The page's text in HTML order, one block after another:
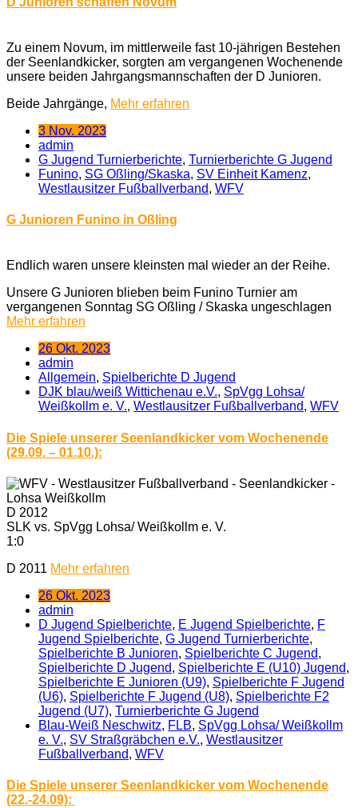
Zu einem Novum, im mittlerweile fast 10-jährigen Bestehen
der Seenlandkicker, sorgten am vergangenen Wochenende
unsere beiden Jahrgangsmannschaften der D Junioren.
Beide Jahrgänge, Mehr erfahren
3 Nov. 2023
admin
G Jugend Turnierberichte, Turnierberichte G Jugend
Funino, SG Oßling/Skaska, SV Einheit Kamenz,
Westlausitzer Fußballverband, WFV
G Junioren Funino in Oßling
Endlich waren unsere kleinsten mal wieder an der Reihe.
Unsere G Junioren blieben beim Funino Turnier am
vergangenen Sonntag SG Oßling / Skaska ungeschlagen
Mehr erfahren
26 Okt. 2023
admin
Allgemein, Spielberichte D Jugend
DJK blau/weiß Wittichenau e.V., SpVgg Lohsa/
Weißkollm e. V., Westlausitzer Fußballverband, WFV
Die Spiele unserer Seenlandkicker vom Wochenende
(29.09. – 01.10.):
D 2012
SLK vs. SpVgg Lohsa/ Weißkollm e. V.
1:0
D 2011 Mehr erfahren
26 Okt. 2023
admin
D Jugend Spielberichte, E Jugend Spielberichte, F
Jugend Spielberichte, G Jugend Turnierberichte,
Spielberichte B Junioren, Spielberichte C Jugend,
Spielberichte D Jugend, Spielberichte E (U10) Jugend,
Spielberichte E Junioren (U9), Spielberichte F Jugend
(U6), Spielberichte F Jugend (U8), Spielberichte F2
Jugend (U7), Turnierberichte G Jugend
Blau-Weiß Neschwitz, FLB, SpVgg Lohsa/ Weißkollm
e. V., SV Straßgräbchen e.V., Westlausitzer
Fußballverband, WFV
Die Spiele unserer Seenlandkicker vom Wochenende
(22.-24.09):